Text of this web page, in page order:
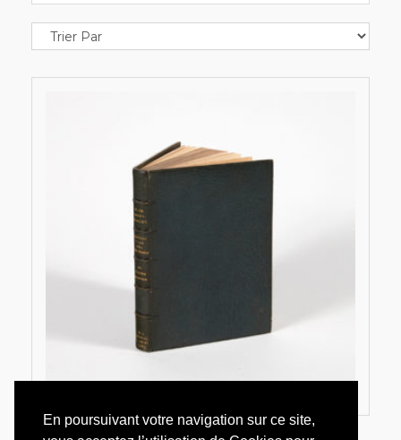
En poursuivant votre navigation sur ce site,